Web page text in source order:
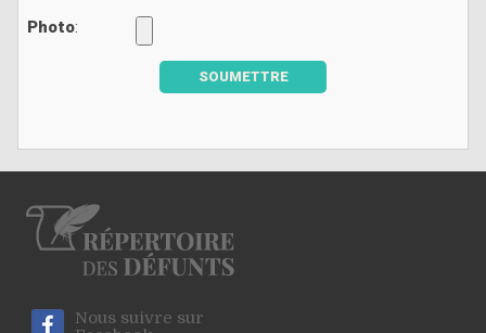
Photo:
SOUMETTRE
Nous suivre sur